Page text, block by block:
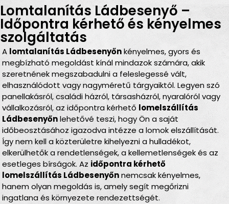
Lomtalanítás Ládbesenyő –
Időpontra kérhető és kényelmes
szolgáltatás
A lomtalanítás Ládbesenyőnkényelmes, gyors és
megbízható megoldást kínál mindazok számára, akik
szeretnének megszabadulni a feleslegessé vált,
elhasználódott vagy nagyméretű tárgyaiktól. Legyen szó
panellakásról, családi házról, társasházról, nyaralóról vagy
vállalkozásról, az időpontra kérhető lomelszállítás
Ládbesenyőnlehetővé teszi, hogy Ön a saját
időbeosztásához igazodva intézze a lomok elszállítását.
Így nem kell a közterületre kihelyezni a hulladékot,
elkerülhetők a rendetlenségek, a kellemetlenségek és az
esetleges bírságok. Az időpontra kérhető
lomelszállítás Ládbesenyőnnemcsak kényelmes,
hanem olyan megoldás is, amely segít megőrizni
ingatlana és környezete rendezettségét.